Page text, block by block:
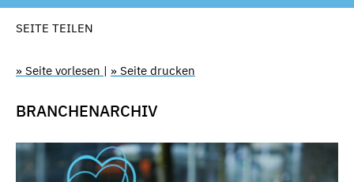
SEITE TEILEN
» Seite vorlesen | » Seite drucken
BRANCHENARCHIV